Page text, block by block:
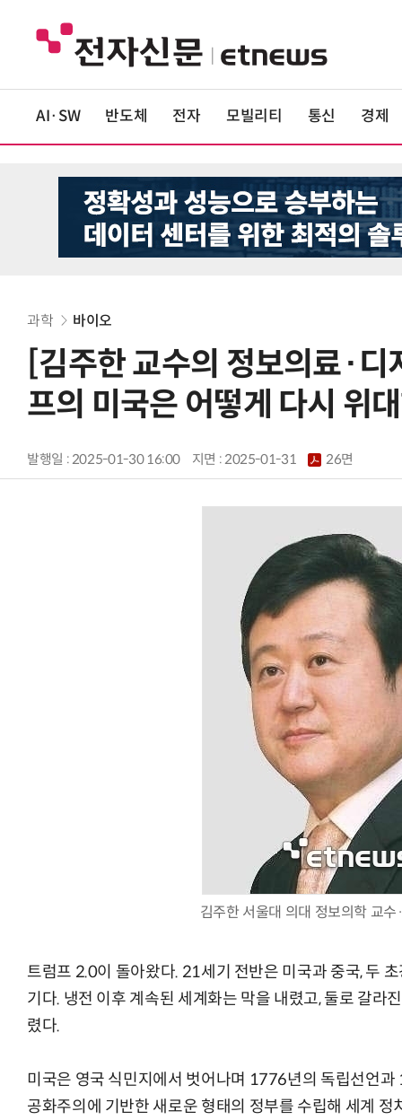
AI·SW 반도체 전자 모빌리티 통신 경제
과학 바이오
[김주한 교수의 정보의료·
프의 미국은 어떻게 다시 위
발행일 : 2025-01-30 16:00 지면 :2025-01-31 26면
김주한 서울대 의대 정보의학 교
트럼프 2.0이 돌아왔다. 21세기 전반은 미국과 중국, 두
기다. 냉전 이후 계속된 세계화는 막을 내렸고, 둘로 갈라
렸다.
미국은 영국 식민지에서 벗어나며 1776년의 독립선언
공화주의에 기반한 새로운 형태의 정부를 수립해 세계
AI Native Enterprise를 지원하는 AI Ready Data